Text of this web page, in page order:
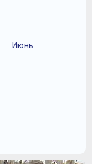
Июнь